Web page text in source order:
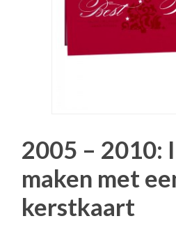
2005 – 2010:
maken met
kerstkaart